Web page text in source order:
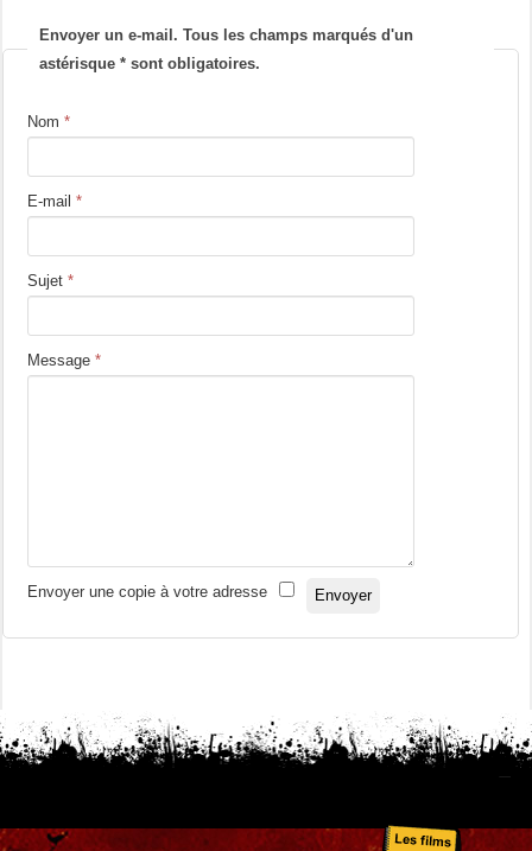
Envoyer un e-mail. Tous les champs marqués d'un
astérisque * sont obligatoires.
Nom *
E-mail *
Sujet *
Message *
Envoyer une copie à votre adresse Envoyer